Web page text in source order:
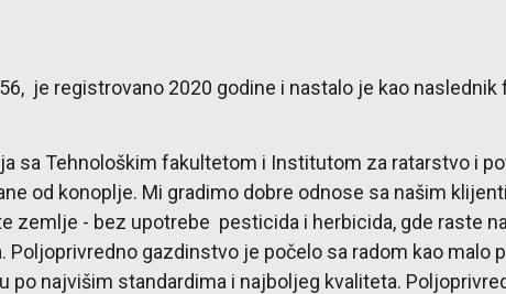
je registrovano 2020 godine i nastalo je kao
sa Tehnološkim fakultetom i Institutom za ratarstvo i
od konoplje. Mi gradimo dobre odnose sa našim
zemlje - bez upotrebe  pesticida i herbicida, gde raste
gazdinstvo je počelo sa radom kao malo
najvišim standardima i najboljeg kvaliteta.